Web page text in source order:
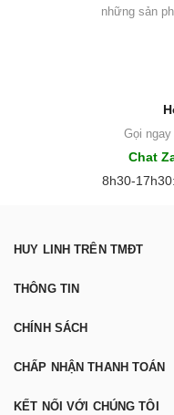
những sản
Gọi ngay
Chat
8h30-
HUY LINH TRÊN TMĐT
THÔNG TIN
CHÍNH SÁCH
CHẤP NHẬN THANH TOÁN
KẾT NỐI VỚI CHÚNG TÔI